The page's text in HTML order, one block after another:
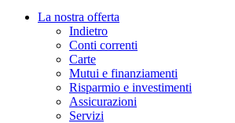
La nostra offerta
Indietro
Conti correnti
Carte
Mutui e finanziamenti
Risparmio e investimenti
Assicurazioni
Servizi